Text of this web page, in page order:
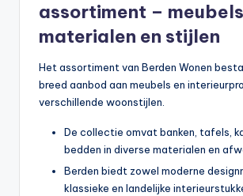
assortiment –
materialen en stijlen
Het assortiment van Berden Wonen
breed aanbod aan meubels en
verschillende woonstijlen.
De collectie omvat banken, tafels,
bedden in diverse materialen en
Berden biedt zowel moderne
klassieke en landelijke